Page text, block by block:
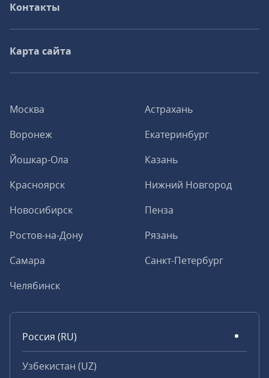
Москва
Астрахань
Воронеж
Екатеринбург
Йошкар-Ола
Казань
Красноярск
Нижний Новгород
Новосибирск
Пенза
Ростов-на-Дону
Рязань
Самара
Санкт-Петербург
Челябинск
Россия (RU)
Узбекистан (UZ)
Контакты
Карта сайта